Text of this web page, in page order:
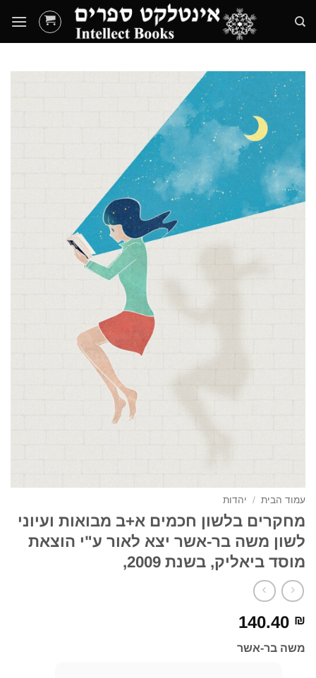
content
עמוד הבית / יהדות
מחקרים בלשון חכמים א+ב מבואות ועיוני
לשון משה בר-אשר יצא לאור ע"י הוצאת
מוסד ביאליק, בשנת 2009,
140.40 ₪
משה בר-אשר